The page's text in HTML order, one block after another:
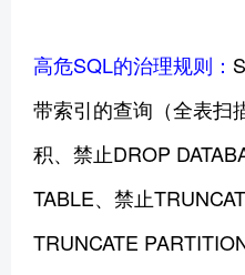
高危SQL的治理规则：
带索引的查询（全表扫
积、禁止DROP
TABLE、禁止
TRUNCATE PARTITION